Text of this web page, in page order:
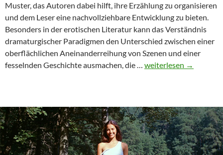
Muster, das Autoren dabei hilft, ihre Erzählung zu organisieren
und dem Leser eine nachvollziehbare Entwicklung zu bieten.
Besonders in der erotischen Literatur kann das Verständnis
dramaturgischer Paradigmen den Unterschied zwischen einer
oberflächlichen Aneinanderreihung von Szenen und einer
fesselnden Geschichte ausmachen, die … Das
erotischen
Literatur:
Struktur
als
weiterlesen →